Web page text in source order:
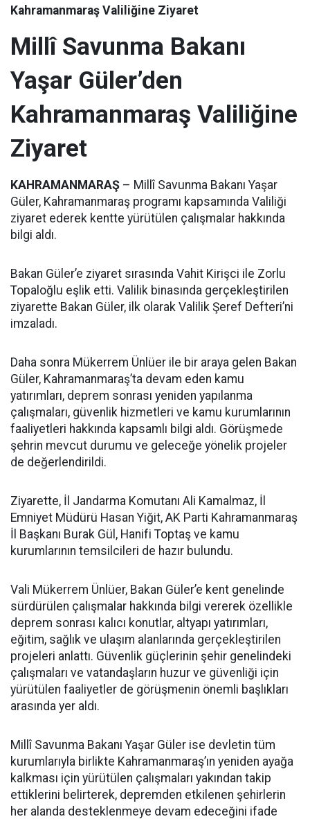
Kahramanmaraş Valiliğine Ziyaret
Millî Savunma Bakanı
Yaşar Güler’den
Kahramanmaraş Valiliğine
Ziyaret
KAHRAMANMARAŞ – Millî Savunma Bakanı Yaşar
Güler, Kahramanmaraş programı kapsamında Valiliği
ziyaret ederek kentte yürütülen çalışmalar hakkında
bilgi aldı.
Bakan Güler’e ziyaret sırasında Vahit Kirişci ile Zorlu
Topaloğlu eşlik etti. Valilik binasında gerçekleştirilen
ziyarette Bakan Güler, ilk olarak Valilik Şeref Defteri’ni
imzaladı.
Daha sonra Mükerrem Ünlüer ile bir araya gelen Bakan
Güler, Kahramanmaraş’ta devam eden kamu
yatırımları, deprem sonrası yeniden yapılanma
çalışmaları, güvenlik hizmetleri ve kamu kurumlarının
faaliyetleri hakkında kapsamlı bilgi aldı. Görüşmede
şehrin mevcut durumu ve geleceğe yönelik projeler
de değerlendirildi.
Ziyarette, İl Jandarma Komutanı Ali Kamalmaz, İl
Emniyet Müdürü Hasan Yiğit, AK Parti Kahramanmaraş
İl Başkanı Burak Gül, Hanifi Toptaş ve kamu
kurumlarının temsilcileri de hazır bulundu.
Vali Mükerrem Ünlüer, Bakan Güler’e kent genelinde
sürdürülen çalışmalar hakkında bilgi vererek özellikle
deprem sonrası kalıcı konutlar, altyapı yatırımları,
eğitim, sağlık ve ulaşım alanlarında gerçekleştirilen
projeleri anlattı. Güvenlik güçlerinin şehir genelindeki
çalışmaları ve vatandaşların huzur ve güvenliği için
yürütülen faaliyetler de görüşmenin önemli başlıkları
arasında yer aldı.
Millî Savunma Bakanı Yaşar Güler ise devletin tüm
kurumlarıyla birlikte Kahramanmaraş’ın yeniden ayağa
kalkması için yürütülen çalışmaları yakından takip
ettiklerini belirterek, depremden etkilenen şehirlerin
her alanda desteklenmeye devam edeceğini ifade